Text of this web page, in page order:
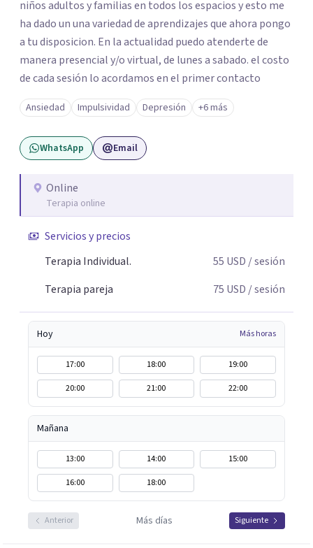
niños adultos y familias en todos los espacios y esto me
ha dado un una variedad de aprendizajes que ahora pongo
a tu disposicion. En la actualidad puedo atenderte de
manera presencial y/o virtual, de lunes a sabado. el costo
de cada sesión lo acordamos en el primer contacto
Ansiedad Impulsividad Depresión +6 más
WhatsApp Email
Online
Terapia online
Servicios y precios
Terapia Individual.
55 USD / sesión
Terapia pareja
75 USD / sesión
Hoy Más horas
17:00 18:00
19:00
20:00
21:00 22:00
Mañana
13:00 14:00
15:00
16:00
18:00
Anterior Más días Siguiente